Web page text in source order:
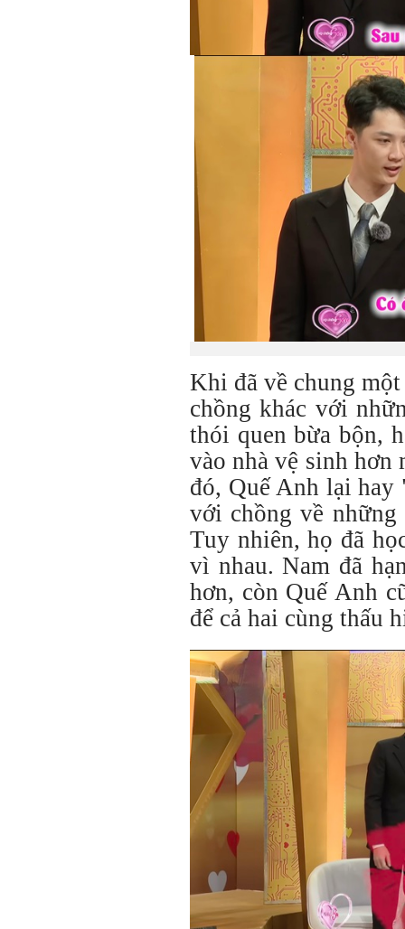
Khi đã về chung
chồng khác với
thói quen bừa bộn,
vào nhà vệ sinh
đó, Quế Anh lại hay
với chồng về
Tuy nhiên, họ đã
vì nhau. Nam đã
hơn, còn Quế Anh
để cả hai cùng thấu